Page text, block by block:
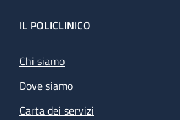
Footer
IL POLICLINICO
Chi siamo
Dove siamo
Carta dei servizi